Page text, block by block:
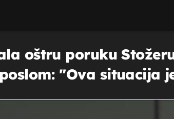
oštru poruku
"Ova situacija